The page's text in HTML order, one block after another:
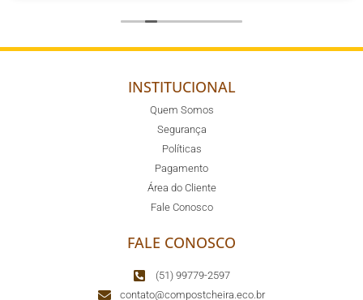
INSTITUCIONAL
Quem Somos
Segurança
Políticas
Pagamento
Área do Cliente
Fale Conosco
FALE CONOSCO
(51) 99779-2597
contato@compostcheira.eco.br